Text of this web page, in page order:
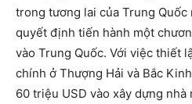
trong tương lai của Trung
quyết định tiến hành một
vào Trung Quốc. Với việc thiết
chính ở Thượng Hải và Bắc
60 triệu USD vào xây dựng